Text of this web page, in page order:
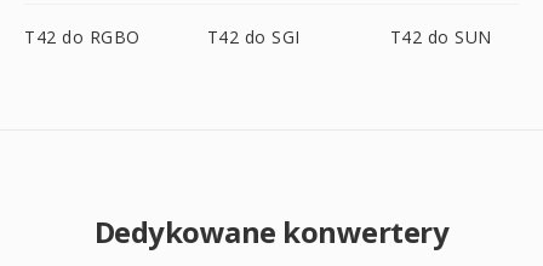
T42 do RGBO T42 do SGI T42 do SUN
Dedykowane konwertery